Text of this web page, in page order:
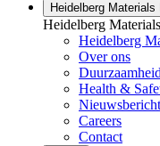
Heidelberg Materials
Heidelberg
Heidelberg
Over ons
Duurzaamheid
Health &
Careers
Contact